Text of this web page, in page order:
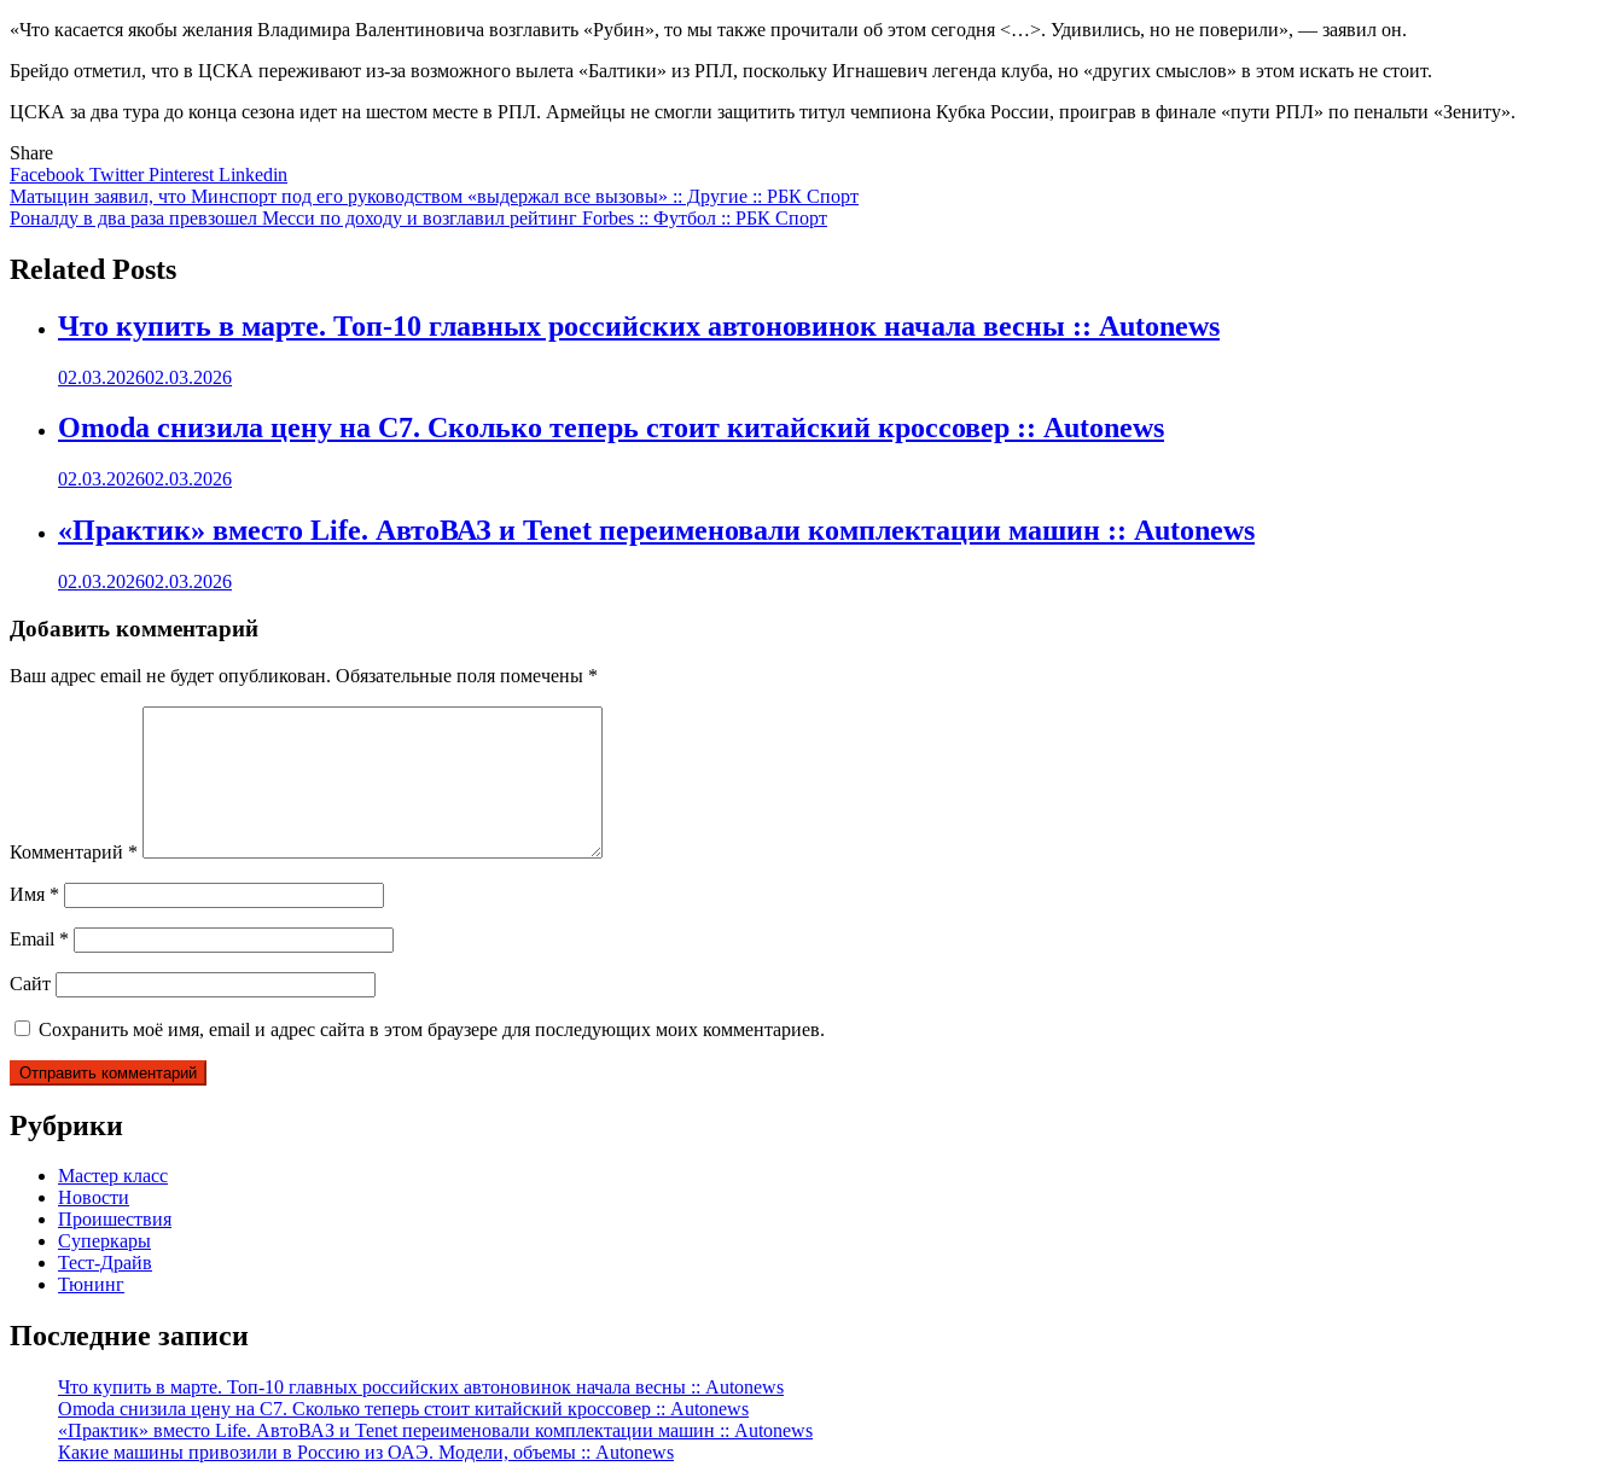
«Что касается якобы желания Владимира Валентиновича возглавить «Рубин», то мы также прочитали об этом сегодня <…>. Удивились, но не поверили», — заявил он.
Брейдо отметил, что в ЦСКА переживают из-за возможного вылета «Балтики» из РПЛ, поскольку Игнашевич легенда клуба, но «других смыслов» в этом искать не стоит.
ЦСКА за два тура до конца сезона идет на шестом месте в РПЛ. Армейцы не смогли защитить титул чемпиона Кубка России, проиграв в финале «пути РПЛ» по пенальти «Зениту».
Share
Facebook TwitterPinterest Linkedin
Навигация
по
записям
Матыцин заявил, что Минспорт под его руководством «выдержал все вызовы» :: Другие :: РБК Спорт
Роналду в два раза превзошел Месси по доходу и возглавил рейтинг Forbes :: Футбол :: РБК Спорт
Related Posts
Что купить в марте. Топ-10 главных российских автоновинок начала весны :: Autonews
02.03.202602.03.2026
Omoda снизила цену на C7. Сколько теперь стоит китайский кроссовер :: Autonews
02.03.202602.03.2026
«Практик» вместо Life. АвтоВАЗ и Tenet переименовали комплектации машин :: Autonews
02.03.202602.03.2026
Добавить комментарий
Ваш адрес email не будет опубликован. Обязательные поля помечены *
Комментарий *
Имя *
Email *
Сайт
Сохранить моё имя, email и адрес сайта в этом браузере для последующих моих комментариев.
Рубрики
Мастер класс
Новости
Проишествия
Суперкары
Тест-Драйв
Тюнинг
Последние записи
Что купить в марте. Топ-10 главных российских автоновинок начала весны :: Autonews
Omoda снизила цену на C7. Сколько теперь стоит китайский кроссовер :: Autonews
«Практик» вместо Life. АвтоВАЗ и Tenet переименовали комплектации машин :: Autonews
Какие машины привозили в Россию из ОАЭ. Модели, объемы :: Autonews